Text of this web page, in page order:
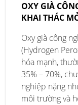
OXY GIÀ
KHAI THÁC
Oxy già công
(Hydrogen
hóa mạnh,
35% – 70%,
nghiệp nặng
môi trường và